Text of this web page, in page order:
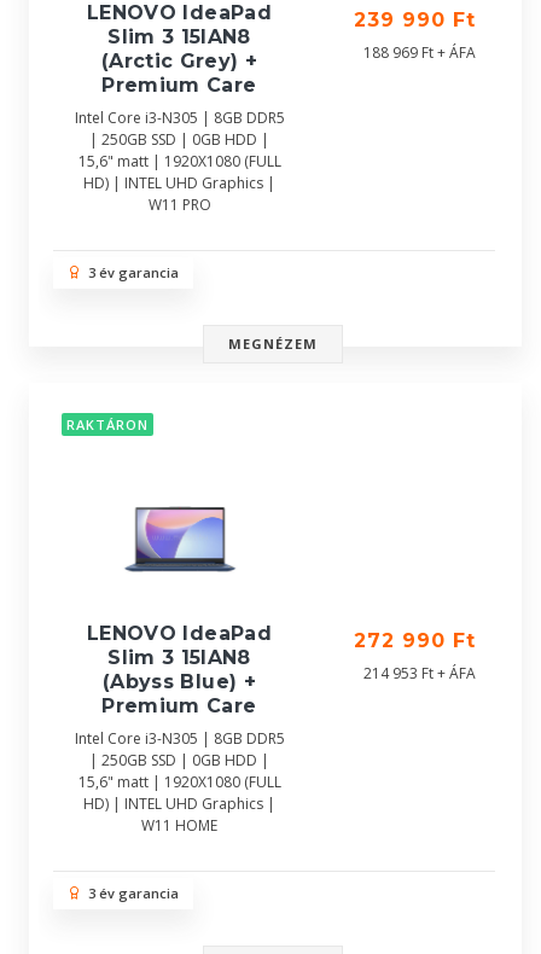
LENOVO IdeaPad
Slim 3 15IAN8
(Arctic Grey) +
Premium Care
Intel Core i3-N305 | 8GB DDR5
| 250GB SSD | 0GB HDD |
15,6" matt | 1920X1080 (FULL
HD) | INTEL UHD Graphics |
W11 PRO
239 990 Ft
188 969 Ft + ÁFA
3 év garancia
MEGNÉZEM
RAKTÁRON
LENOVO IdeaPad
Slim 3 15IAN8
(Abyss Blue) +
Premium Care
Intel Core i3-N305 | 8GB DDR5
| 250GB SSD | 0GB HDD |
15,6" matt | 1920X1080 (FULL
HD) | INTEL UHD Graphics |
W11 HOME
272 990 Ft
214 953 Ft + ÁFA
3 év garancia